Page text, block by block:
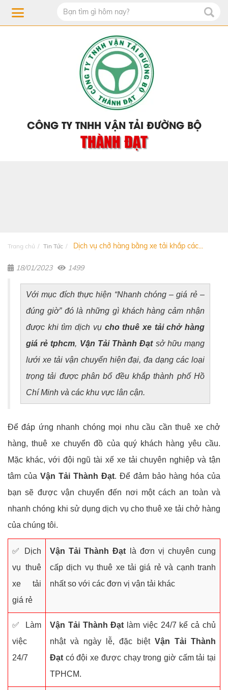
CÔNG TY TNHH VẬN TẢI ĐƯỜNG BỘ
THÀNH ĐẠT
Trang chủ Tin Tức Dịch vụ chở hàng bằng xe tải khắp các...
18/01/2023 1499
Với mục đích thực hiện “Nhanh chóng – giá rẻ –
đúng giờ” đó là những gì khách hàng cảm nhận
được khi tìm dịch vụcho thuê xe tải chở hàng
giá rẻ tphcm, Vận Tải Thành Đạt sở hữu mạng
lưới xe tải vận chuyển hiện đại, đa dạng các loại
trọng tải được phân bổ đều khắp thành phố Hồ
Chí Minh và các khu vực lân cận.
Để đáp ứng nhanh chóng mọi nhu cầu cần thuê xe chở
hàng, thuê xe chuyển đồ của quý khách hàng yêu cầu.
Mặc khác, với đội ngũ tài xế xe tải chuyên nghiệp và tận
tâm của Vận Tải Thành Đạt. Để đảm bảo hàng hóa của
bạn sẽ được vận chuyển đến nơi một cách an toàn và
nhanh chóng khi sử dụng dịch vụ cho thuê xe tải chở hàng
của chúng tôi.
✅ Dịch
vụ thuê
xe tải
giá rẻ
Vận Tải Thành Đạt là đơn vị chuyên cung
cấp dịch vụ thuê xe tải giá rẻ và cạnh tranh
nhất so với các đơn vị vận tải khác
✅ Làm
việc
24/7
Vận Tải Thành Đạt làm việc 24/7 kể cả chủ
nhật và ngày lễ, đặc biệt Vận Tải Thành
Đạt có đội xe được chạy trong giờ cấm tải tại
TPHCM.